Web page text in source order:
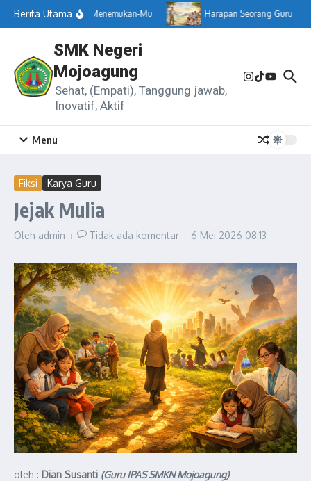
Berita Utama Menemukan-Mu Harapan Seorang Guru
SMK Negeri
Mojoagung
Sehat, (Empati), Tanggung jawab,
Inovatif, Aktif
Menu
Fiksi Karya Guru
Jejak Mulia
Oleh admin Tidak ada komentar 6 Mei 2026 08:13
oleh : Dian Susanti (Guru IPAS SMKN Mojoagung)